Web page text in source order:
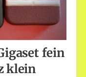
fein
klein